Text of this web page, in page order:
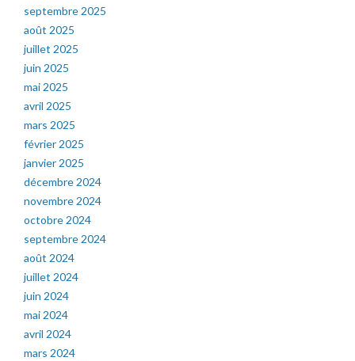
septembre 2025
août 2025
juillet 2025
juin 2025
mai 2025
avril 2025
mars 2025
février 2025
janvier 2025
décembre 2024
novembre 2024
octobre 2024
septembre 2024
août 2024
juillet 2024
juin 2024
mai 2024
avril 2024
mars 2024